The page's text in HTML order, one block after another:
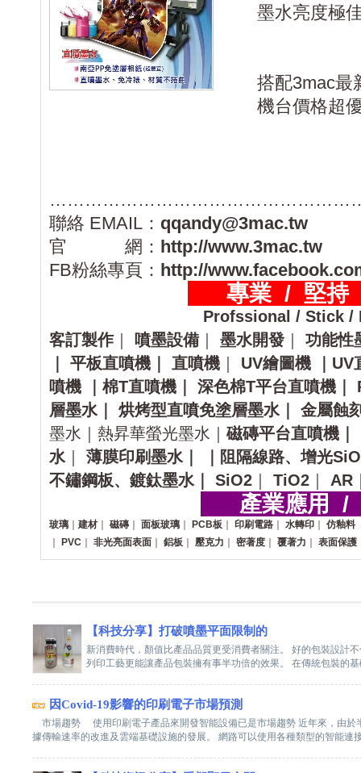
墨水亮度極佳
搭配3mac最新
機台價格超優
聯絡 EMAIL： qqandy@3mac.tw
官 網： http://www.3mac.tw
FB粉絲專頁： http://
專業 / 堅
Profssional / Stick /
客訂製作｜ 噴墨設備｜ 墨水開發
功能性
平板直噴機｜ 直噴機 UV繪圖機
｜
噴機
｜棉T直噴機｜ 深色棉T平台直噴機｜
層墨水｜
烘烤型直噴免塗層墨水｜
金屬蝕
墨水｜熱昇華螢光墨水｜ 磁磚平台直噴機｜
水｜ 薄膜印刷墨水｜
｜阻隔線路、增光
不鏽鋼板、鍍鈦墨水｜
SiO2 TiO2 AR
產業應用 /
玻璃 建材 磁磚 面板玻璃 PCB板 印刷電路 水轉印 仿釉料
PVC 非光亮面表面 鋁板 壓克力 密著度 覆著力 表面保護
【科技分享】打破噴墨平面限制的
新消費時代，顏值比產品品質更受消費者關注。 好的包裝設計
列印工藝更能讓產品包裝擁有事半功倍的效果。 在傳統包裝的
因Covid-19影響的印刷電子市場預測
市場趨勢 使用印刷電子產品來開發智能設備已是市場趨勢 近年來，由於
據傳輸速率的改進及雲端基礎設施的發展。 網路可以使用各種類型的智能連